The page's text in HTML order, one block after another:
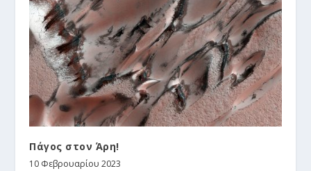
Πάγος στον Άρη!
10 Φεβρουαρίου 2023